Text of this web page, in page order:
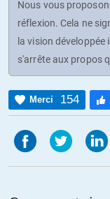
Nous vous
réflexion. Cela ne
la vision
s'arrête aux propos
Merci 154